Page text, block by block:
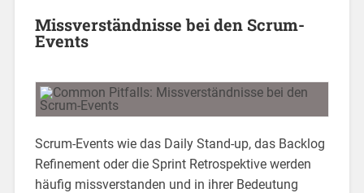
Missverständnisse bei den Scrum-
Events
Scrum-Events wie das Daily Stand-up, das Backlog
Refinement oder die Sprint Retrospektive werden
häufig missverstanden und in ihrer Bedeutung